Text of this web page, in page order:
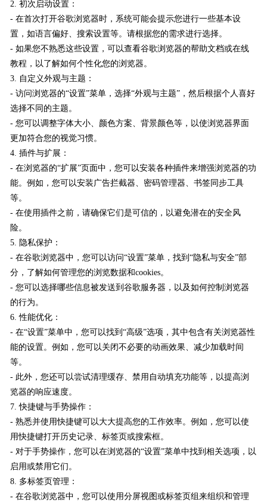
2. 初次启动设置：
- 在首次打开谷歌浏览器时，系统可能会提示您进行一些基本设
置，如语言偏好、搜索设置等。请根据您的需求进行选择。
- 如果您不熟悉这些设置，可以查看谷歌浏览器的帮助文档或在线
教程，以了解如何个性化您的浏览器。
3. 自定义外观与主题：
- 访问浏览器的“设置”菜单，选择“外观与主题”，然后根据个人喜好
选择不同的主题。
- 您可以调整字体大小、颜色方案、背景颜色等，以使浏览器界面
更加符合您的视觉习惯。
4. 插件与扩展：
- 在浏览器的“扩展”页面中，您可以安装各种插件来增强浏览器的功
能。例如，您可以安装广告拦截器、密码管理器、书签同步工具
等。
- 在使用插件之前，请确保它们是可信的，以避免潜在的安全风
险。
5. 隐私保护：
- 在谷歌浏览器中，您可以访问“设置”菜单，找到“隐私与安全”部
分，了解如何管理您的浏览数据和cookies。
- 您可以选择哪些信息被发送到谷歌服务器，以及如何控制浏览器
的行为。
6. 性能优化：
- 在“设置”菜单中，您可以找到“高级”选项，其中包含有关浏览器性
能的设置。例如，您可以关闭不必要的动画效果、减少加载时间
等。
- 此外，您还可以尝试清理缓存、禁用自动填充功能等，以提高浏
览器的响应速度。
7. 快捷键与手势操作：
- 熟悉并使用快捷键可以大大提高您的工作效率。例如，您可以使
用快捷键打开历史记录、标签页或搜索框。
- 对于手势操作，您可以在浏览器的“设置”菜单中找到相关选项，以
启用或禁用它们。
8. 多标签页管理：
- 在谷歌浏览器中，您可以使用分屏视图或标签页组来组织和管理